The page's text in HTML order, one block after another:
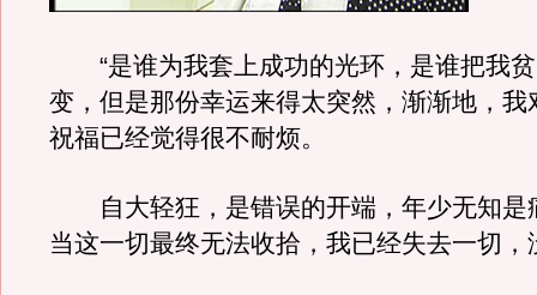
“是谁为我套上成功的光环，是谁把我贫
变，但是那份幸运来得太突然，渐渐地，我
祝福已经觉得很不耐烦。
自大轻狂，是错误的开端，年少无知是
当这一切最终无法收拾，我已经失去一切，